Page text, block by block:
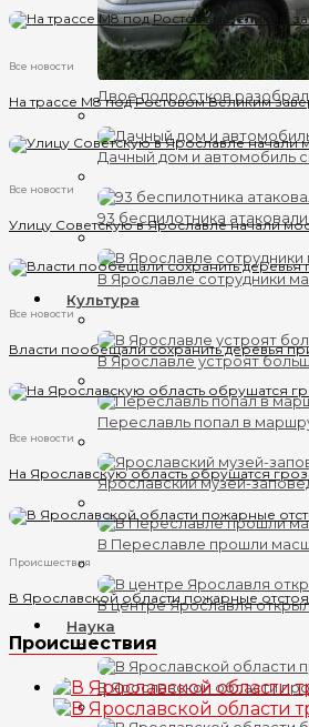
Двое подростков
Дачный дом и автомобиль
93 беспилотника
В Ярославле сотрудники
Культура
В Ярославле устроят
Переславль попал в
Ярославский музей-
В Переславле прошли
В центре Ярославля
Наука
В Ярославской области
Все новости
На трассе М8 под Ростовом Великим
Все новости
Улицу Советскую в Ярославле начали
Все новости
Власти пообещали сохранить деревья
Все новости
На Ярославскую область обрушатся
Происшествия
В Ярославской области пожарные
Происшествия